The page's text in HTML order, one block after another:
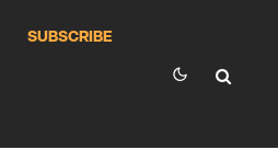
SUBSCRIBE